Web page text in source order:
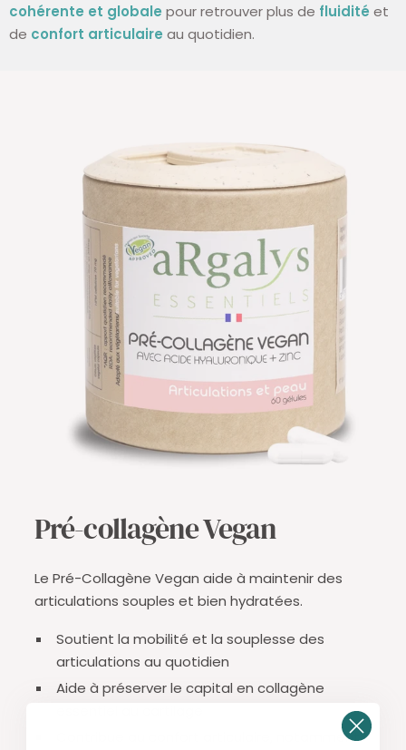
cohérente et globale pour retrouver plus de fluidité et
de confort articulaire au quotidien.
Pré-collagène Vegan
Le Pré-Collagène Vegan aide à maintenir des
articulations souples et bien hydratées.
Soutient la mobilité et la souplesse des
articulations au quotidien
Aide à préserver le capital en collagène
Contribue au confort articulaire, notamment